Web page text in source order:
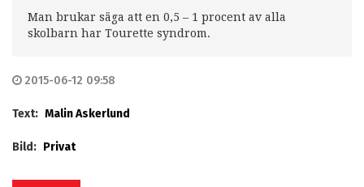
Man brukar säga att en 0,5 – 1 procent av alla
skolbarn har Tourette syndrom.
2015-06-12 09:58
Text: Malin Askerlund
Bild: Privat